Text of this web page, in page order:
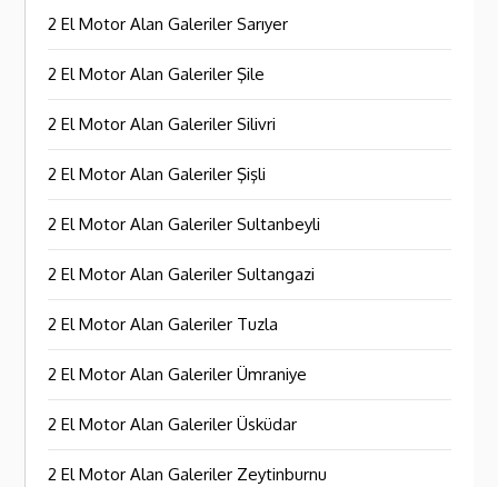
2 El Motor Alan Galeriler Sarıyer
2 El Motor Alan Galeriler Şile
2 El Motor Alan Galeriler Silivri
2 El Motor Alan Galeriler Şişli
2 El Motor Alan Galeriler Sultanbeyli
2 El Motor Alan Galeriler Sultangazi
2 El Motor Alan Galeriler Tuzla
2 El Motor Alan Galeriler Ümraniye
2 El Motor Alan Galeriler Üsküdar
2 El Motor Alan Galeriler Zeytinburnu